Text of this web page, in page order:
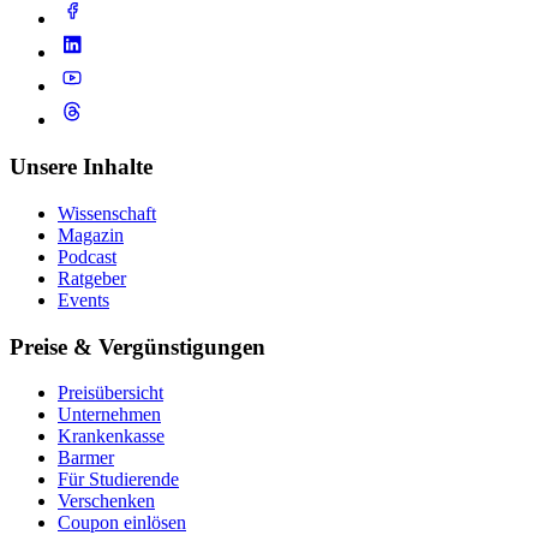
Unsere Inhalte
Wissenschaft
Magazin
Podcast
Ratgeber
Events
Preise & Vergünstigungen
Preisübersicht
Unternehmen
Krankenkasse
Barmer
Für Studierende
Ver­schen­ken
Coupon einlösen